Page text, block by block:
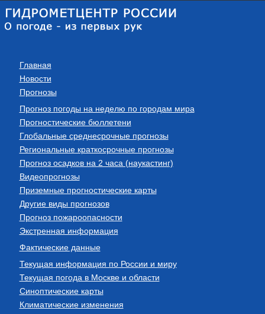
Главная
Новости
Прогнозы
Прогноз погоды на неделю по городам мира
Прогностические бюллетени
Глобальные среднесрочные прогнозы
Региональные краткосрочные прогнозы
Прогноз осадков на 2 часа (наукастинг)
Видеопрогнозы
Приземные прогностические карты
Другие виды прогнозов
Прогноз пожароопасности
Экстренная информация
Фактические данные
Текущая информация по России и миру
Текущая погода в Москве и области
Синоптические карты
Климатические изменения